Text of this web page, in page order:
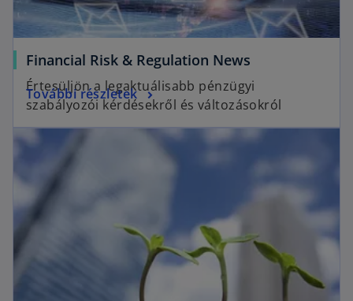
Financial Risk & Regulation News
Értesüljön a legaktuálisabb pénzügyi
szabályozói kérdésekről és változásokról
További részletek